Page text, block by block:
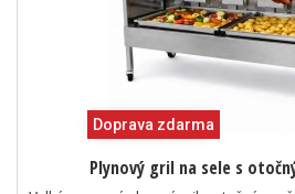
Doprava zdarma
Plynový gril na sele s